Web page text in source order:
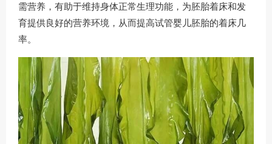
需营养，有助于维持身体正常生理功能，为胚胎着床和发
育提供良好的营养环境，从而提高试管婴儿胚胎的着床几
率。